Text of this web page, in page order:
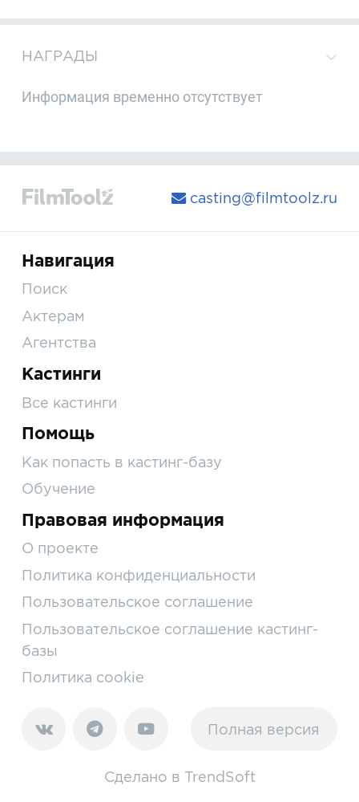
НАГРАДЫ
Информация временно отсутствует
casting@filmtoolz.ru
Навигация
Поиск
Актерам
Агентства
Кастинги
Все кастинги
Помощь
Как попасть в кастинг-базу
Обучение
Правовая информация
О проекте
Политика конфиденциальности
Пользовательское соглашение
Пользовательское соглашение кастинг-
базы
Политика cookie
Полная версия
Сделано в TrendSoft